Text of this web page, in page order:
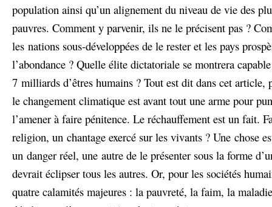
population ainsi qu’un alignement du niveau de vie des
pauvres. Comment y parvenir, ils ne le précisent pas ?
les nations sous-développées de le rester et les pays
l’abondance ? Quelle élite dictatoriale se montrera
7 milliards d’êtres humains ? Tout est dit dans cet article,
le changement climatique est avant tout une arme pour
l’amener à faire pénitence. Le réchauffement est un fait.
religion, un chantage exercé sur les vivants ? Une chose
un danger réel, une autre de le présenter sous la forme
devrait éclipser tous les autres. Or, pour les sociétés
quatre calamités majeures : la pauvreté, la faim, la